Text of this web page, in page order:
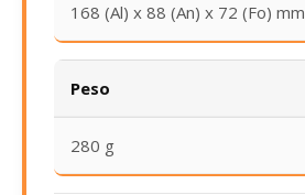
168 (Al) x 88 (An) x 72 (Fo) mm
Peso
280 g